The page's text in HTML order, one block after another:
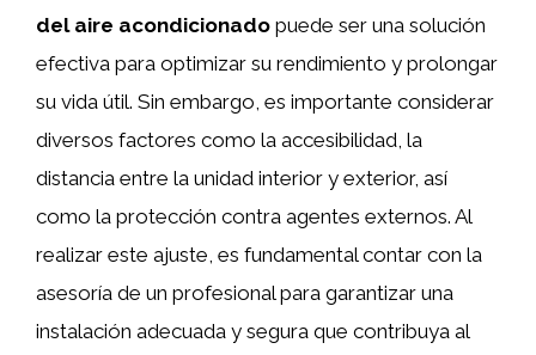
del aire acondicionado puede ser una solución
efectiva para optimizar su rendimiento y prolongar
su vida útil. Sin embargo, es importante considerar
diversos factores como la accesibilidad, la
distancia entre la unidad interior y exterior, así
como la protección contra agentes externos. Al
realizar este ajuste, es fundamental contar con la
asesoría de un profesional para garantizar una
instalación adecuada y segura que contribuya al